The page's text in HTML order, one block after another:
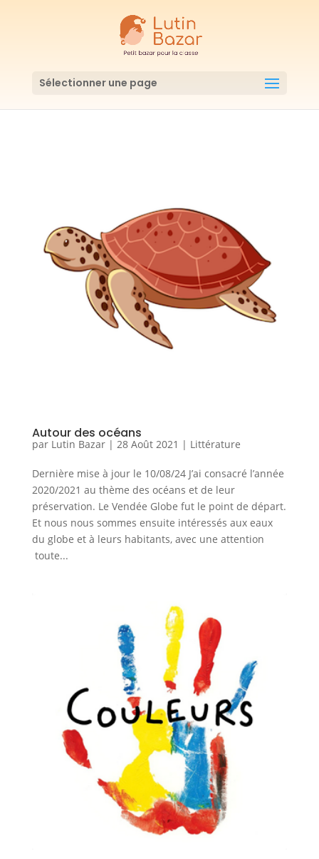
Sélectionner une page
Autour des océans
par Lutin Bazar| 28 Août 2021 | Littérature
Dernière mise à jour le 10/08/24 J’ai consacré l’année
2020/2021 au thème des océans et de leur
préservation. Le Vendée Globe fut le point de départ.
Et nous nous sommes ensuite intéressés aux eaux
du globe et à leurs habitants, avec une attention
toute...